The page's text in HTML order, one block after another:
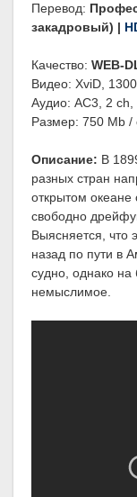
Перевод:
закадровый) |
Качество: WEB-
Видео: XviD,
Аудио: AC3, 2 ch,
Размер: 750 Mb /
Описание: В
разных стран
открытом
свободно
Выясняется, что
назад по пути в
судно, однако на
немыслимое.